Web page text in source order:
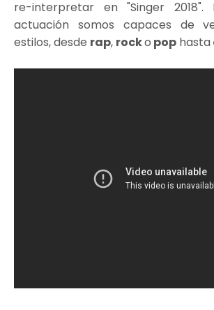
re-interpretar en "Singer 2018".
actuación somos capaces de
estilos, desde rap, rocko pop hasta